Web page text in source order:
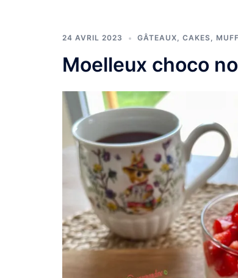
24 AVRIL 2023 GÂTEAUX, CAKES,
Moelleux choco